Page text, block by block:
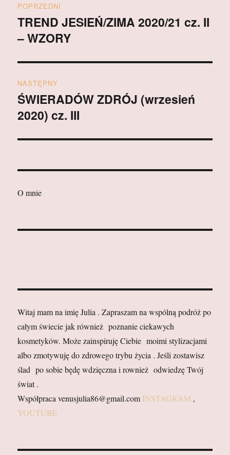
wpisu
POPRZEDNI
Poprzedni
wpis:
TREND JESIEŃ/ZIMA 2020/21 cz. II
– WZORY
NASTĘPNY
Następny
wpis:
ŚWIERADÓW ZDRÓJ (wrzesień
2020) cz. III
O mnie
Witaj mam na imię Julia . Zapraszam na wspólną podróż po
całym świecie jak również poznanie ciekawych
kosmetyków. Może zainspiruję Ciebie moimi stylizacjami
albo zmotywuję do zdrowego trybu życia . Jeśli zostawisz
ślad po sobie będę wdzięczna i rownież odwiedzę Twój
świat .
Współpraca venusjulia86@gmail.com INSTAGRAM ,
YOUTUBE